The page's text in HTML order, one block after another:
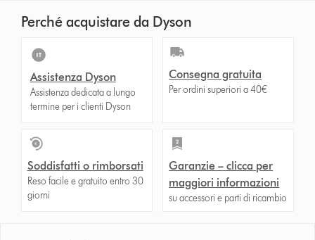
Perché acquistare da Dyson
Assistenza Dyson
Assistenza dedicata a lungo
termine per i clienti Dyson
Consegna gratuita
Per ordini superiori a 40€
Soddisfatti o rimborsati
Reso facile e gratuito entro 30
giorni
Garanzie – clicca per
maggiori informazioni
su accessori e parti di ricambio